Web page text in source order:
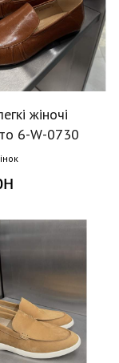
жіночі
6-W-0730